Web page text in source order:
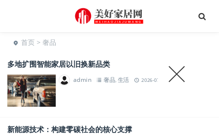
首页 > 奢品
多地扩围智能家居以旧换新品类
admin 奢品, 生活 2026-07-29 1,717
新能源技术：构建零碳社会的核心支撑